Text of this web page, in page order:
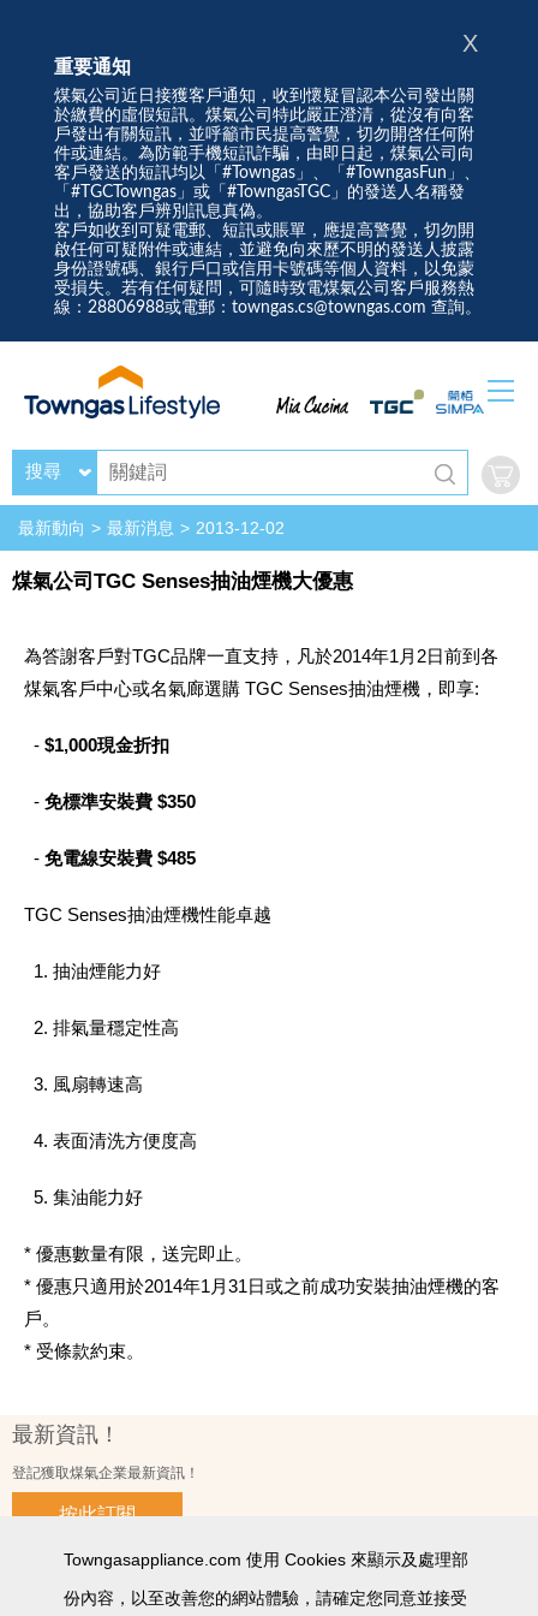
重要通知
煤氣公司近日接獲客戶通知，收到懷疑冒認本公司發出關
於繳費的虛假短訊。煤氣公司特此嚴正澄清，從沒有向客
戶發出有關短訊，並呼籲市民提高警覺，切勿開啓任何附
件或連結。為防範手機短訊詐騙，由即日起，煤氣公司向
客戶發送的短訊均以「#Towngas」、「#TowngasFun」、
「#TGCTowngas」或「#TowngasTGC」的發送人名稱發
出，協助客戶辨別訊息真偽。
客戶如收到可疑電郵、短訊或賬單，應提高警覺，切勿開
啟任何可疑附件或連結，並避免向來歷不明的發送人披露
身份證號碼、銀行戶口或信用卡號碼等個人資料，以免蒙
受損失。若有任何疑問，可隨時致電煤氣公司客戶服務熱
線：28806988或電郵：towngas.cs@towngas.com 查詢。
X
搜尋
最新動向 最新消息 2013-12-02
煤氣公司TGC Senses抽油煙機大優惠
為答謝客戶對TGC品牌一直支持，凡於2014年1月2日前到各
煤氣客戶中心或名氣廊選購 TGC Senses抽油煙機，即享:
- $1,000現金折扣
- 免標準安裝費 $350
- 免電線安裝費 $485
TGC Senses抽油煙機性能卓越
1. 抽油煙能力好
2. 排氣量穩定性高
3. 風扇轉速高
4. 表面清洗方便度高
5. 集油能力好
* 優惠數量有限，送完即止。
* 優惠只適用於2014年1月31日或之前成功安裝抽油煙機的客
戶。
* 受條款約束。
最新資訊！
登記獲取煤氣企業最新資訊！
按此訂閱
使用條款及細則 私隱政策聲明
個人資料收集聲明
Towngasappliance.com 使用 Cookies 來顯示及處理部
份內容，以至改善您的網站體驗，請確定您同意並接受